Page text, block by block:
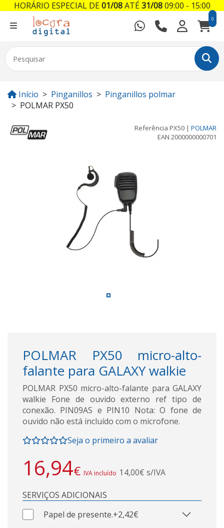
0
Início Pinganillos
Pinganillos polmar
POLMAR PX50
Referência PX50 | POLMAR
EAN 2000000000701
POLMAR PX50 micro-alto-
falante para GALAXY walkie
POLMAR PX50 micro-alto-falante para GALAXY
walkie Fone de ouvido externo ref tipo de
conexão. PIN09AS e PIN10 Nota: O fone de
ouvido não está incluído com o microfone.
Seja o primeiro a avaliar
16,94€ IVA incluído 14,00€ s/IVA
SERVIÇOS ADICIONAIS
Papel de presente.+2,42€
HORÁRIO ESPECIAL DE01/08ATÉ31/0809:00 - 15:00